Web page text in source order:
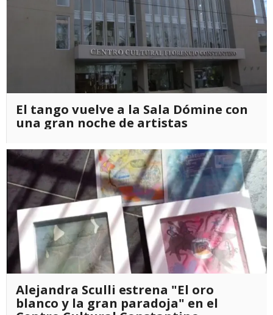
El tango vuelve a la Sala Dómine con
una gran noche de artistas
Alejandra Sculli estrena "El oro
blanco y la gran paradoja" en el